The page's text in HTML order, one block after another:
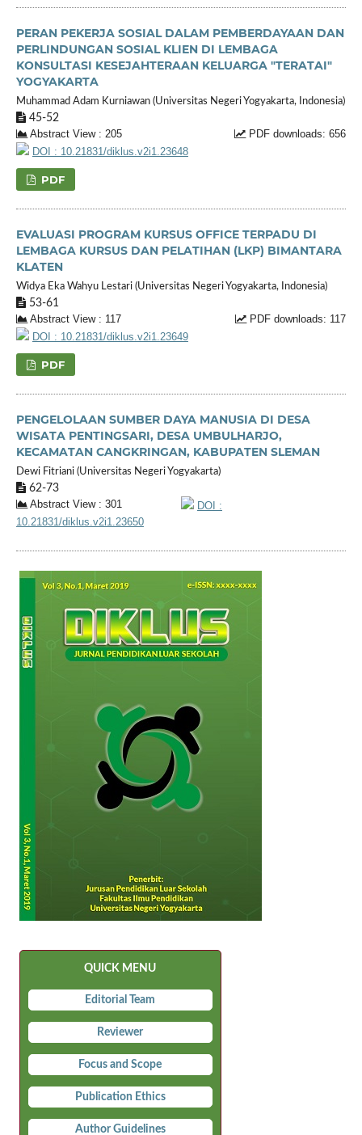
PERAN PEKERJA SOSIAL DALAM PEMBERDAYAAN DAN
PERLINDUNGAN SOSIAL KLIEN DI LEMBAGA
KONSULTASI KESEJAHTERAAN KELUARGA "TERATAI"
YOGYAKARTA
Muhammad Adam Kurniawan (Universitas Negeri Yogyakarta, Indonesia)
45-52
Abstract View : 205
PDF downloads: 656
DOI : 10.21831/diklus.v2i1.23648
PDF
EVALUASI PROGRAM KURSUS OFFICE TERPADU DI
LEMBAGA KURSUS DAN PELATIHAN (LKP) BIMANTARA
KLATEN
Widya Eka Wahyu Lestari (Universitas Negeri Yogyakarta, Indonesia)
53-61
Abstract View : 117
PDF downloads: 117
DOI : 10.21831/diklus.v2i1.23649
PDF
PENGELOLAAN SUMBER DAYA MANUSIA DI DESA
WISATA PENTINGSARI, DESA UMBULHARJO,
KECAMATAN CANGKRINGAN, KABUPATEN SLEMAN
Dewi Fitriani (Universitas Negeri Yogyakarta)
62-73
Abstract View : 301
DOI :
10.21831/diklus.v2i1.23650
QUICK MENU
Editorial Team
Reviewer
Focus and Scope
Publication Ethics
Author Guidelines